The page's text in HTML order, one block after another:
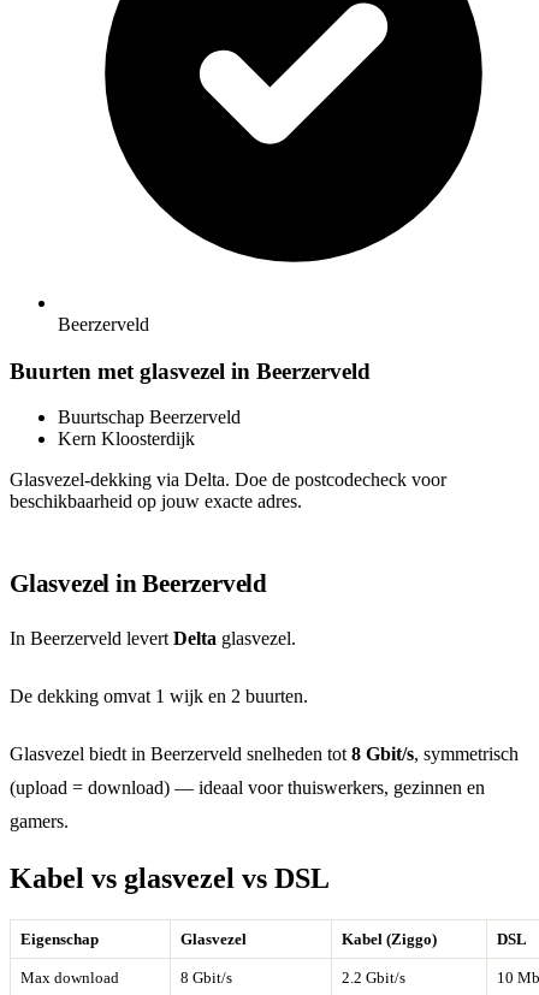
Beerzerveld
Buurten met glasvezel in Beerzerveld
Buurtschap Beerzerveld
Kern Kloosterdijk
Glasvezel-dekking via Delta. Doe de postcodecheck voor
beschikbaarheid op jouw exacte adres.
Glasvezel in Beerzerveld
In Beerzerveld levert Delta glasvezel.
De dekking omvat 1 wijk en 2 buurten.
Glasvezel biedt in Beerzerveld snelheden tot 8 Gbit/s, symmetrisch
(upload = download) — ideaal voor thuiswerkers, gezinnen en
gamers.
Kabel vs glasvezel vs DSL
Eigenschap Glasvezel Kabel (Ziggo) DSL
Max download 8 Gbit/s 2.2 Gbit/s 10